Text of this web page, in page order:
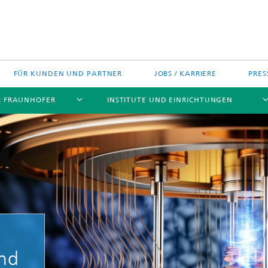
FÜR KUNDEN UND PARTNER JOBS / KARRIERE
FRAUNHOFER
Politische Positionen
INSTITUTE UND EINRICHTUNGEN
Europa
Nord- und Südamerika
Asien
Agenda Deutschland
Technologietransfer